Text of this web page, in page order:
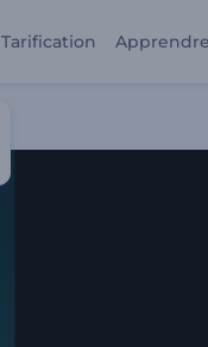
Tarification Apprendre